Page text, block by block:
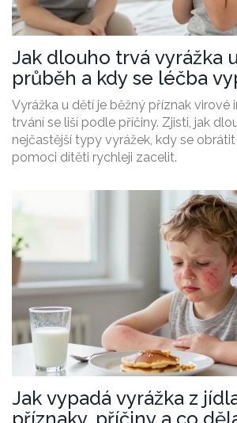
Jak dlouho trvá vyrážka
průběh a kdy se léčba
Vyrážka u dětí je běžný příznak virové
trvání se liší podle příčiny. Zjisti, jak
nejčastější typy vyrážek, kdy se
pomoci dítěti rychleji zacelit.
Jak vypadá vyrážka z